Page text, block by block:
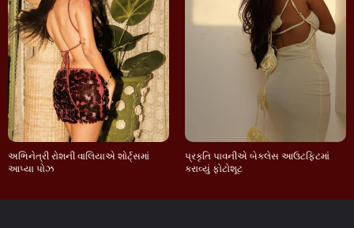
અભિનેત્રી રોશની વાલિયાએ શોર્ટ્સમાં
આપ્યા પોઝ
પ્રકૃતિ પાવનીએ બેકલેસ આઉટફિટમાં
કરાવ્યું ફોટોશૂટ